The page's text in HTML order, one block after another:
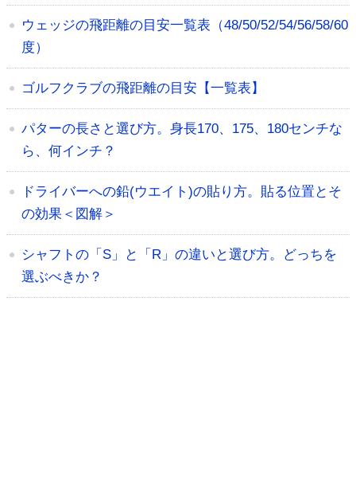
ウェッジの飛距離の目安一覧表（48/50/52/54/56/58/60
度）
ゴルフクラブの飛距離の目安【一覧表】
パターの長さと選び方。身長170、175、180センチな
ら、何インチ？
ドライバーへの鉛(ウエイト)の貼り方。貼る位置とそ
の効果＜図解＞
シャフトの「S」と「R」の違いと選び方。どっちを
選ぶべきか？